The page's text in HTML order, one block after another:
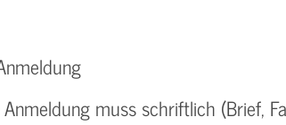
muss schriftlich (Brief,